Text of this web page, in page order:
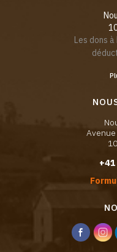
Les dons